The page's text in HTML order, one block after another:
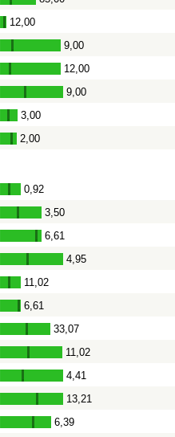
- 12,00
- 9,00
- 12,00
- 9,00
- 3,00
- 2,00
- 0,92
- 3,50
- 6,61
- 4,95
- 11,02
- 6,61
- 33,07
- 11,02
- 4,41
- 13,21
- 6,39